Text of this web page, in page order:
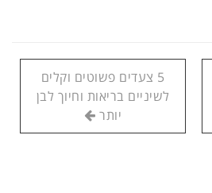
5 צעדים פשוטים וקלים
לשיניים בריאות וחיוך לבן
יותר